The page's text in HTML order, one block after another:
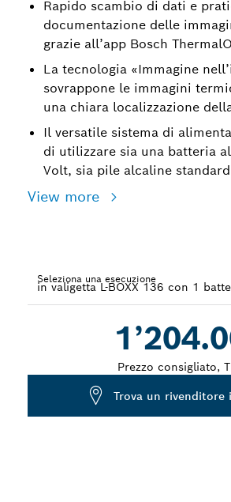
Rapido scambio di dati e
documentazione delle
grazie all’app Bosch
La tecnologia «Immagine
sovrappone le immagini
una chiara localizzazione
Il versatile sistema di
di utilizzare sia una batteria
Volt, sia pile alcaline standard
View more
Seleziona una esecuzione
Prezzo consigliato,
Trova un rivenditore